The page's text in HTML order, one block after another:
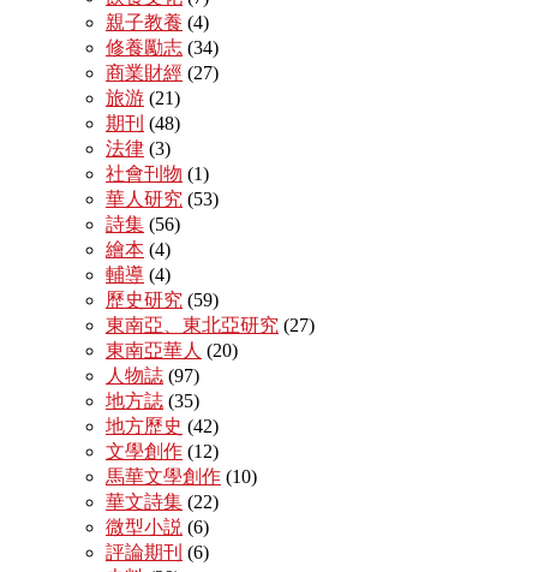
親子教養 (4)
修養勵志 (34)
商業財經 (27)
旅游 (21)
期刊 (48)
法律 (3)
社會刊物 (1)
華人研究 (53)
詩集 (56)
繪本 (4)
輔導 (4)
歷史研究 (59)
東南亞、東北亞研究 (27)
東南亞華人 (20)
人物誌 (97)
地方誌 (35)
地方歷史 (42)
文學創作 (12)
馬華文學創作 (10)
華文詩集 (22)
微型小説 (6)
評論期刊 (6)